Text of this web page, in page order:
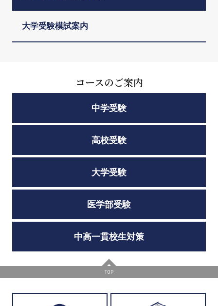
大学受験模試案内
コースのご案内
中学受験
高校受験
大学受験
医学部受験
中高一貫校生対策
TOP